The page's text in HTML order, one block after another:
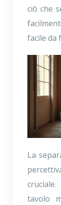
ciò che
facile da
La
tavolo